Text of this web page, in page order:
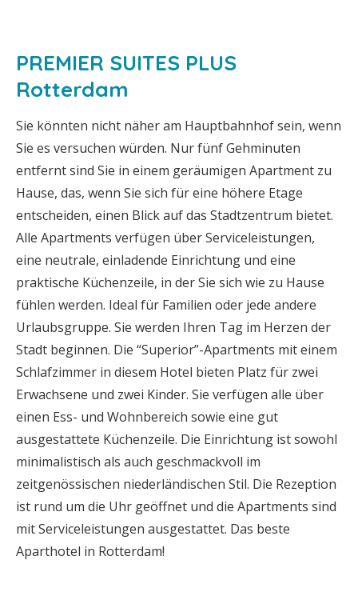
PREMIER SUITES PLUS
Rotterdam
Sie könnten nicht näher am Hauptbahnhof sein, wenn
Sie es versuchen würden. Nur fünf Gehminuten
entfernt sind Sie in einem geräumigen Apartment zu
Hause, das, wenn Sie sich für eine höhere Etage
entscheiden, einen Blick auf das Stadtzentrum bietet.
Alle Apartments verfügen über Serviceleistungen,
eine neutrale, einladende Einrichtung und eine
praktische Küchenzeile, in der Sie sich wie zu Hause
fühlen werden. Ideal für Familien oder jede andere
Urlaubsgruppe. Sie werden Ihren Tag im Herzen der
Stadt beginnen. Die “Superior”-Apartments mit einem
Schlafzimmer in diesem Hotel bieten Platz für zwei
Erwachsene und zwei Kinder. Sie verfügen alle über
einen Ess- und Wohnbereich sowie eine gut
ausgestattete Küchenzeile. Die Einrichtung ist sowohl
minimalistisch als auch geschmackvoll im
zeitgenössischen niederländischen Stil. Die Rezeption
ist rund um die Uhr geöffnet und die Apartments sind
mit Serviceleistungen ausgestattet. Das beste
Aparthotel in Rotterdam!